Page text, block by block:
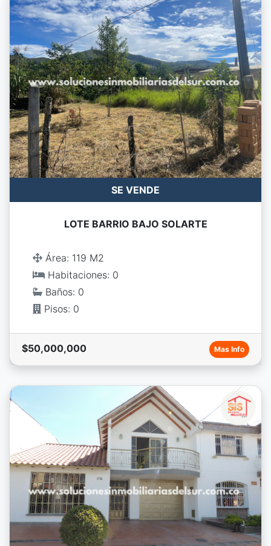
SE VENDE
LOTE BARRIO BAJO SOLARTE
Área: 119 M2
Habitaciones: 0
Baños: 0
Pisos: 0
$50,000,000 Mas Info